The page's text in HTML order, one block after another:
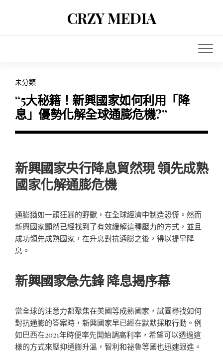
CRZY MEDIA
未分類
“5大秘籍！新興國家如何利用「降
息」優勢化解全球通膨危機?”
新興國家央行降息貿然現 領先成熟
國家化解通膨危機
通膨猶如一頭狂暴的野獸，在全球經濟中制造恐慌。然而
新興國家顯然已經找到了有效緩解這種壓力的方式，並且
成功領先成熟國家，在升息對抗通膨之後，得以提早降
息。
新興國家急先鋒 降息揭序幕
當全球的注意力都聚焦在美國等成熟國家，試圖尋找如何
對抗通膨的答案時，新興國家早已經在默默採取行動。例
如巴西在2021年時便率先開始調高利率，希望可以透過這
樣的方式來壓抑通膨升溫，智利和祕魯等國也迅速跟進。